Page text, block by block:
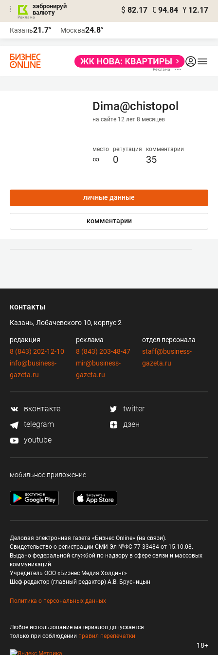
забронируй
валюту
$ 82.17 € 94.84 ¥ 12.17
Казань21.7° Москва24.8°
Dima@chistopol
на сайте 12 лет 8 месяцев
место
∞
репутация
0
комментарии
35
личные данные
комментарии
контакты
Казань, Лобачевского 10, корпус 2
редакция
8 (843) 202-12-10
info@business-
gazeta.ru
реклама
8 (843) 203-48-47
mir@business-
gazeta.ru
отдел персонала
staff@business-
gazeta.ru
вконтакте
twitter
telegram
дзен
youtube
мобильное приложение
Деловая электронная газета «Бизнес Online» (на связи).
Свидетельство о регистрации СМИ Эл №ФС 77-33484 от 15.10.08.
Выдано федеральной службой по надзору в сфере связи и массовых
коммуникаций.
Учредитель ООО «Бизнес Медия Холдинг»
Шеф-редактор (главный редактор) А.В. Брусницын
Политика о персональных данных
Любое использование материалов допускается
только при соблюдении правил перепечатки
18+